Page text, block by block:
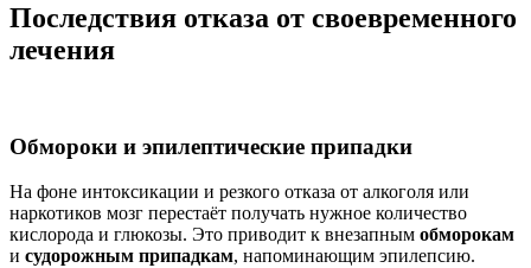
Последствия отказа от своевременного
лечения
Обмороки и эпилептические припадки
На фоне интоксикации и резкого отказа от алкоголя или
наркотиков мозг перестаёт получать нужное количество
кислорода и глюкозы. Это приводит к внезапным обморокам
и судорожным припадкам, напоминающим эпилепсию.